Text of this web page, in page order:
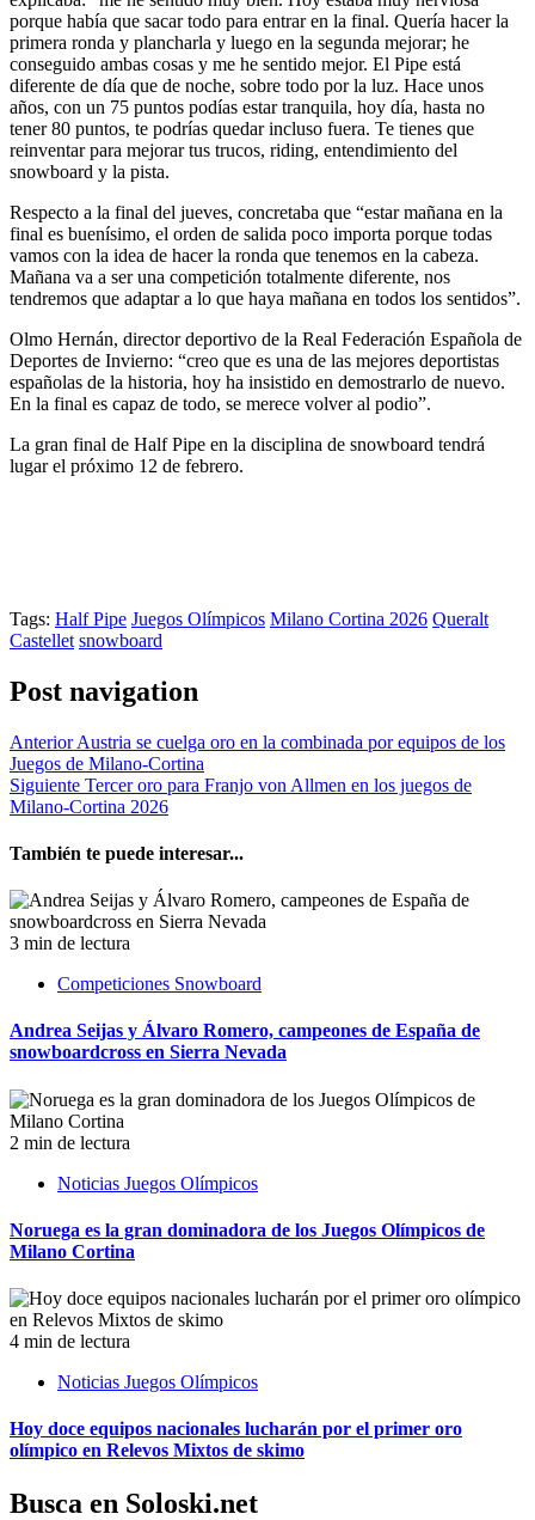
porque había que sacar todo para entrar en la final. Quería hacer la
primera ronda y plancharla y luego en la segunda mejorar; he
conseguido ambas cosas y me he sentido mejor. El Pipe está
diferente de día que de noche, sobre todo por la luz. Hace unos
años, con un 75 puntos podías estar tranquila, hoy día, hasta no
tener 80 puntos, te podrías quedar incluso fuera. Te tienes que
reinventar para mejorar tus trucos, riding, entendimiento del
snowboard y la pista.
Respecto a la final del jueves, concretaba que “estar mañana en la
final es buenísimo, el orden de salida poco importa porque todas
vamos con la idea de hacer la ronda que tenemos en la cabeza.
Mañana va a ser una competición totalmente diferente, nos
tendremos que adaptar a lo que haya mañana en todos los sentidos”.
Olmo Hernán, director deportivo de la Real Federación Española de
Deportes de Invierno: “creo que es una de las mejores deportistas
españolas de la historia, hoy ha insistido en demostrarlo de nuevo.
En la final es capaz de todo, se merece volver al podio”.
La gran final de Half Pipe en la disciplina de snowboard tendrá
lugar el próximo 12 de febrero.
Tags: Half Pipe Juegos Olímpicos Milano Cortina 2026 Queralt
Castellet snowboard
Post navigation
AnteriorAustria se cuelga oro en la combinada por equipos de los
Juegos de Milano-Cortina
Siguiente Tercer oro para Franjo von Allmen en los juegos de
Milano-Cortina 2026
También te puede interesar...
3 min de lectura
Competiciones Snowboard
Andrea Seijas y Álvaro Romero, campeones de España de
snowboardcross en Sierra Nevada
2 min de lectura
Noticias Juegos Olímpicos
Noruega es la gran dominadora de los Juegos Olímpicos de
Milano Cortina
4 min de lectura
Noticias Juegos Olímpicos
Hoy doce equipos nacionales lucharán por el primer oro
olímpico en Relevos Mixtos de skimo
Busca en Soloski.net